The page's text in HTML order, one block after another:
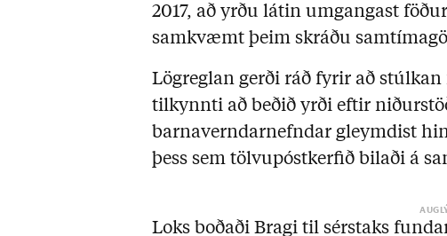
2017, að yrðu látin umgangast
samkvæmt þeim skráðu
Lögreglan gerði ráð fyrir að
tilkynnti að beðið yrði eftir
barnaverndarnefndar gleymdist
þess sem tölvupóstkerfið bilaði á
Loks boðaði Bragi til sérstaks